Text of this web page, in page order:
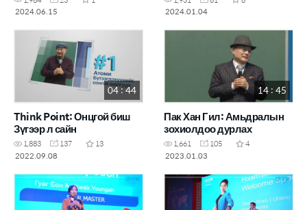
2024.06.15
2024.01.04
04 : 44
Think Point: Онцгой биш
Зүгээр л сайн
1,883 137
13
2022.09.08
14 : 45
Пак Хан Гил: Амьдралын
зохиолдоо дурлах
1,661 105
4
2023.01.03